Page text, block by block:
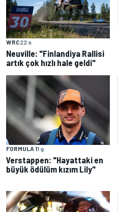
WRC22 s
Neuville: "Finlandiya Rallisi
artık çok hızlı hale geldi"
FORMULA 11 g
Verstappen: "Hayattaki en
büyük ödülüm kızım Lily"